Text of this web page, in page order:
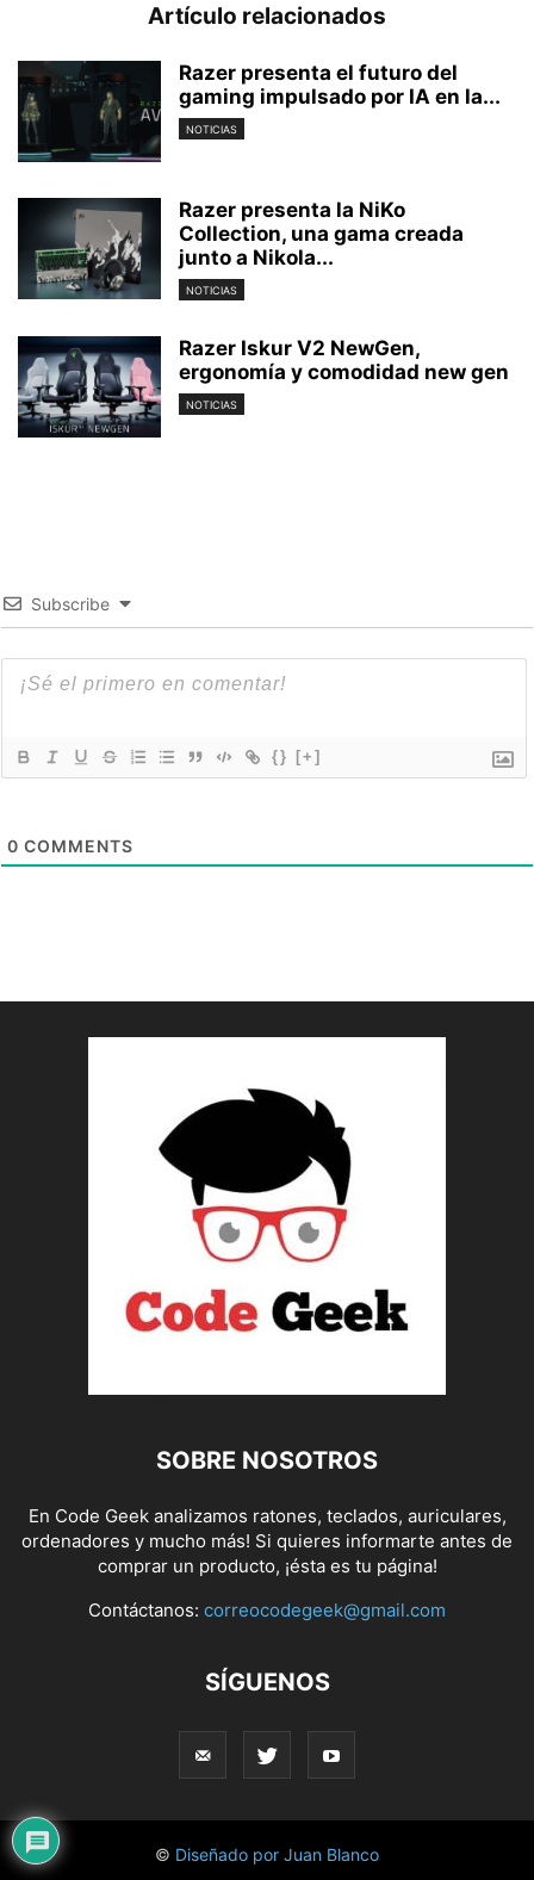
Artículo relacionados
Razer presenta el futuro del
gaming impulsado por IA en la...
NOTICIAS
Razer presenta la NiKo
Collection, una gama creada
junto a Nikola...
NOTICIAS
Razer Iskur V2 NewGen,
ergonomía y comodidad new gen
NOTICIAS
Subscribe
{} [+]
0 COMMENTS
SOBRE NOSOTROS
En Code Geek analizamos ratones, teclados, auriculares,
ordenadores y mucho más! Si quieres informarte antes de
comprar un producto, ¡ésta es tu página!
Contáctanos: correocodegeek@gmail.com
SÍGUENOS
© Diseñado por Juan Blanco